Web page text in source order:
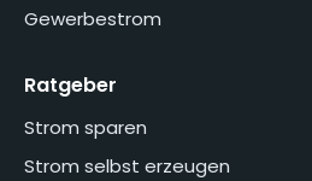
Gewerbestrom
Ratgeber
Strom sparen
Strom selbst erzeugen